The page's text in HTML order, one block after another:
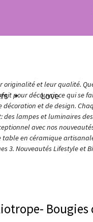
et leur qualité.
pour découvrir ce qui se
décoration et de design.
lampes et luminaires
avec nos
en céramique
3. Nouveautés Lifestyle et
Love
Bougies